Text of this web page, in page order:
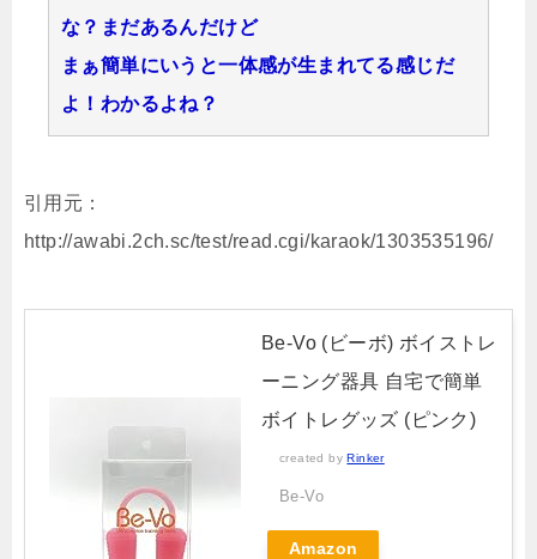
な？まだあるんだけど
まぁ簡単にいうと一体感が生まれてる感じだ
よ！わかるよね？
引用元：
http://awabi.2ch.sc/test/read.cgi/karaok/1303535196/
Be-Vo (ビーボ) ボイストレ
ーニング器具 自宅で簡単
ボイトレグッズ (ピンク)
created byRinker
Be-Vo
Amazon